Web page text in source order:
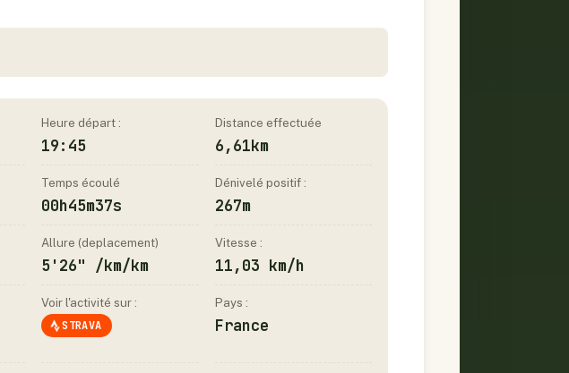
Heure départ :
19:45
Distance effectuée
6,61km
Temps écoulé
00h45m37s
Dénivelé positif :
267m
Allure (deplacement)
5'26" /km/km
Vitesse :
11,03 km/h
Voir l'activité sur :
STRAVA
Pays :
France